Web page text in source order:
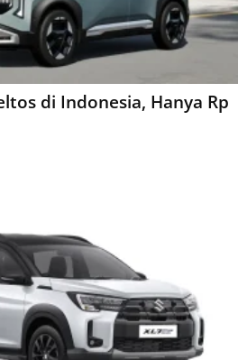
di Indonesia, Hanya Rp